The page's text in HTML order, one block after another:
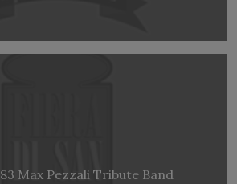
Max Pezzali Tribute Band